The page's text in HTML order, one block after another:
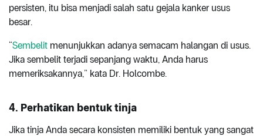
persisten, itu bisa menjadi salah satu gejala kanker usus
besar.
“Sembelit menunjukkan adanya semacam halangan di usus.
Jika sembelit terjadi sepanjang waktu, Anda harus
memeriksakannya,” kata Dr. Holcombe.
4. Perhatikan bentuk tinja
Jika tinja Anda secara konsisten memiliki bentuk yang sangat